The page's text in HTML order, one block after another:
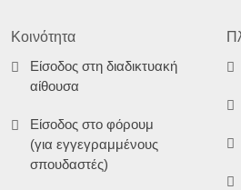
Κοινότητα
Είσοδος στη διαδικτυακή
αίθουσα
Είσοδος στο φόρουμ
(για εγγεγραμμένους
σπουδαστές)